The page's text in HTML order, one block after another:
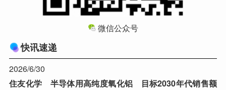
微信公众号
快讯速递
2026/6/30
住友化学 半导体用高纯度氧化铝 目标2030年代销售额